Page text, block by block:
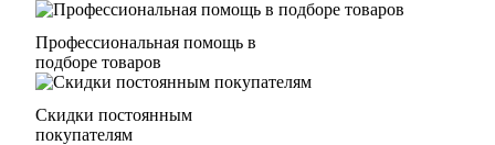
Профессиональная помощь в
подборе товаров
Скидки постоянным
покупателям